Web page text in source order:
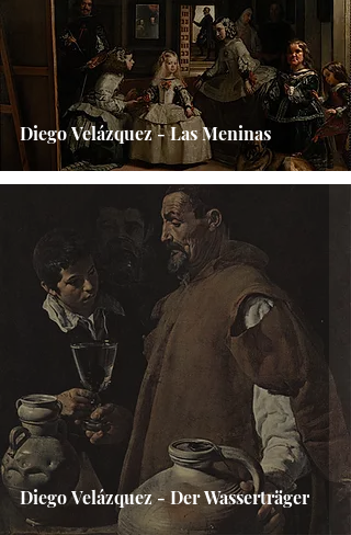
Diego Velázquez - Las Meninas
Diego Velázquez - Der Wasserträger